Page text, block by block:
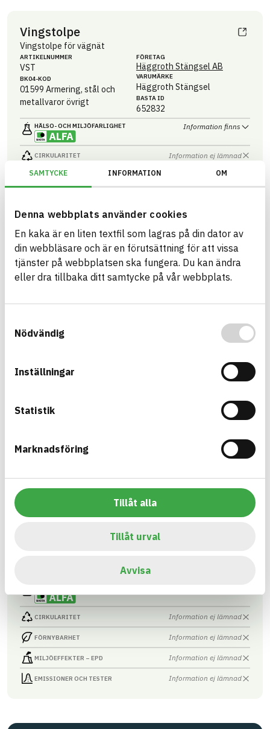
SAMTYCKE INFORMATION OM
Denna webbplats använder cookies
En kaka är en liten textfil som lagras på din dator av
din webbläsare och är en förutsättning för att vissa
tjänster på webbplatsen ska fungera. Du kan ändra
eller dra tillbaka ditt samtycke på vår webbplats.
Nödvändig
Inställningar
Statistik
Marknadsföring
Tillåt alla
Tillåt urval
Avvisa
Vingstolpe
Vingstolpe för vägnät
ARTIKEL­NUMMER
VST
BK04-KOD
01599 Armering, stål och
metallvaror övrigt
FÖRETAG
Häggroth Stängsel AB
VARUMÄRKE
Häggroth Stängsel
BASTA ID
652832
HÄLSO- OCH MILJÖ­FARLIGHET Information finns
CIRKULARITET Information ej lämnad
FÖRNYBARHET Information ej lämnad
EMISSIONER OCH TESTER Information ej lämnad
Rennät
BK04-KOD
metallvaror övrigt
FÖRETAG
VARUMÄRKE
Information ej lämnad
Information ej lämnad
EMISSIONER OCH TESTER Information ej lämnad
Flätverksstängsel VFZ
Bökskydd 1300x60x2,5mm Vfz
Häggroth Stängsel AB
CIRKULARITET Information ej lämnad
FÖRNYBARHET Information ej lämnad
MILJÖEFFEKTER – EPD Information ej lämnad
EMISSIONER OCH TESTER Information ej lämnad